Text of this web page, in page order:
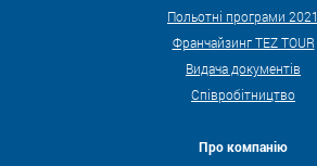
Польотні програми 2021
Франчайзинг TEZ TOUR
Видача документів
Співробітництво
Про компанію